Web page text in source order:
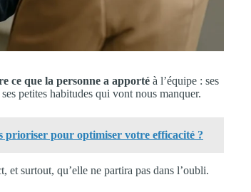
ce que la personne a apporté à l’équipe : ses
petites habitudes qui vont nous manquer.
prioriser pour optimiser votre efficacité ?
et surtout, qu’elle ne partira pas dans l’oubli.